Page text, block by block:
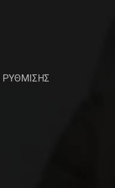
ΡΥΘΜΙΣΗΣ